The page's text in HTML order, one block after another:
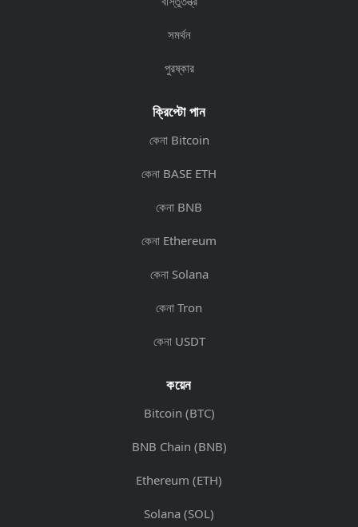
সমর্থন
পুরষ্কার
ক্রিপ্টো পান
কেনা Bitcoin
কেনা BASE ETH
কেনা BNB
কেনা Ethereum
কেনা Solana
কেনা Tron
কেনা USDT
কয়েন
Bitcoin (BTC)
BNB Chain (BNB)
Ethereum (ETH)
Solana (SOL)